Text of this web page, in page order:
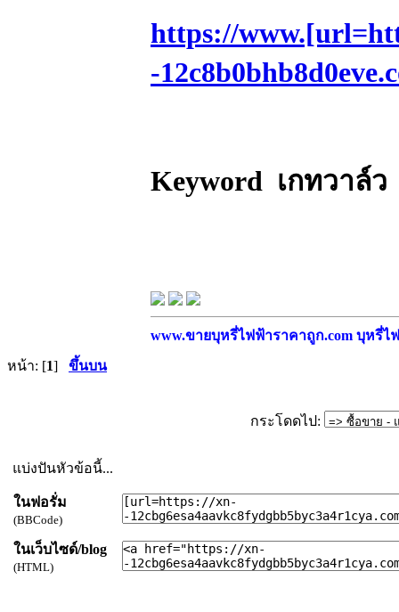
https://
-
Keyword เกทวาล์ว
www.ขายบุหรี่ไฟฟ้าราคาถูก.com บุหรี่ไ
หน้า: [1] ขึ้นบน
กระโดดไป:
แบ่งปันหัวข้อนี้...
ในฟอรั่ม
(BBCode)
ในเว็บไซด์/blog
(HTML)